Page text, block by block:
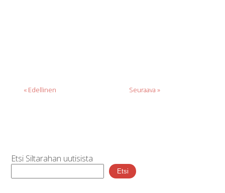
« Edellinen Seuraava »
Etsi Siltarahan uutisista
Etsi